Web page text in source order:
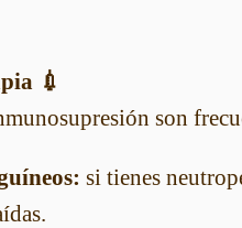
💉
son
si tienes